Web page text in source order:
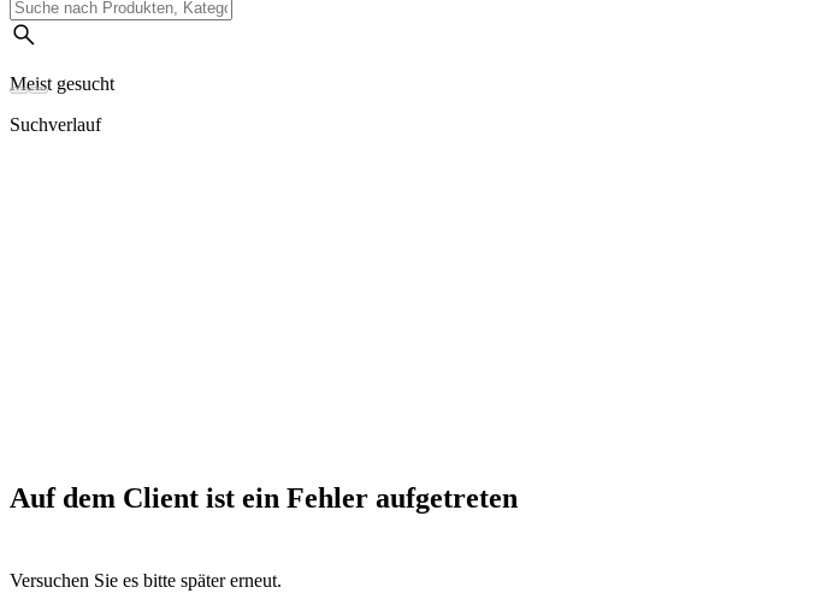
Meist gesucht
Suchverlauf
Auf dem Client ist ein Fehler aufgetreten
Versuchen Sie es bitte später erneut.